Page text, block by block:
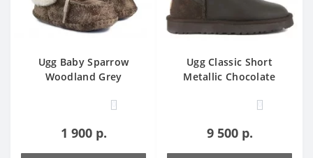
Ugg Baby Sparrow
Woodland Grey
0
1 900 р.
Ugg Classic Short
Metallic Chocolate
0
9 500 р.